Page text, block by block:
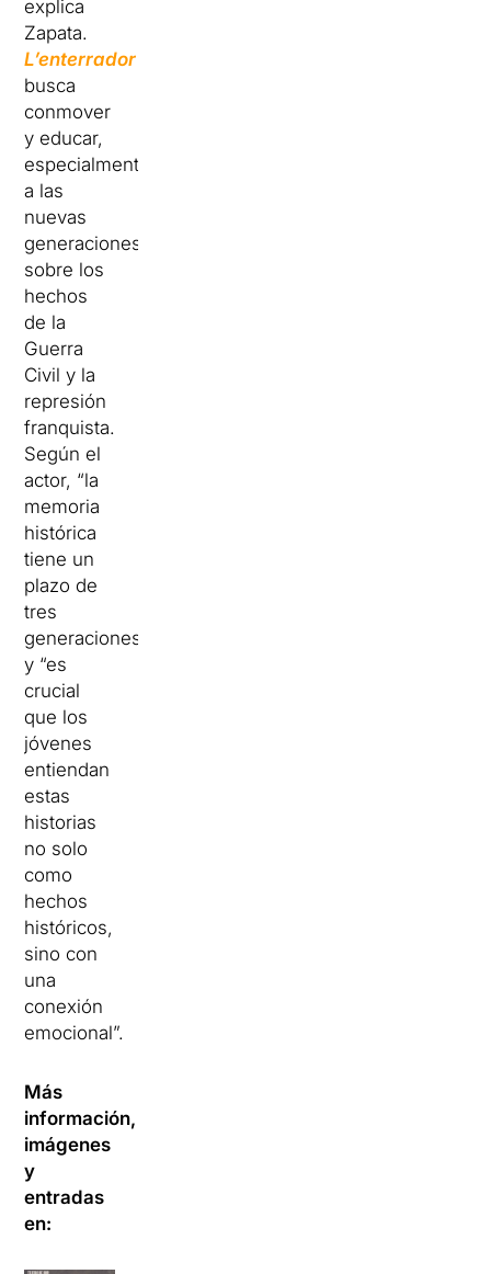
explica
Zapata.
L’enterrador
busca
conmover
y educar,
especialmente
a las
nuevas
generaciones,
sobre los
hechos
de la
Guerra
Civil y la
represión
franquista.
Según el
actor, “la
memoria
histórica
tiene un
plazo de
tres
generaciones”,
y “es
crucial
que los
jóvenes
entiendan
estas
historias
no solo
como
hechos
históricos,
sino con
una
conexión
emocional”.
Más
información,
imágenes
y
entradas
en: